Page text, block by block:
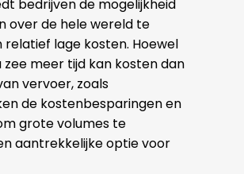
bedrijven de mogelijkheid
over de hele wereld te
lage kosten. Hoewel
meer tijd kan kosten dan
vervoer, zoals
de kostenbesparingen en
grote volumes te
aantrekkelijke optie voor